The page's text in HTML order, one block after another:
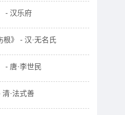
- 汉乐府
根》 - 汉·无名氏
- 唐·李世民
清·法式善